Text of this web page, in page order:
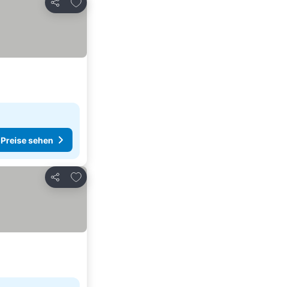
Teilen
Preise sehen
Teilen
Zu Favoriten hinzufügen